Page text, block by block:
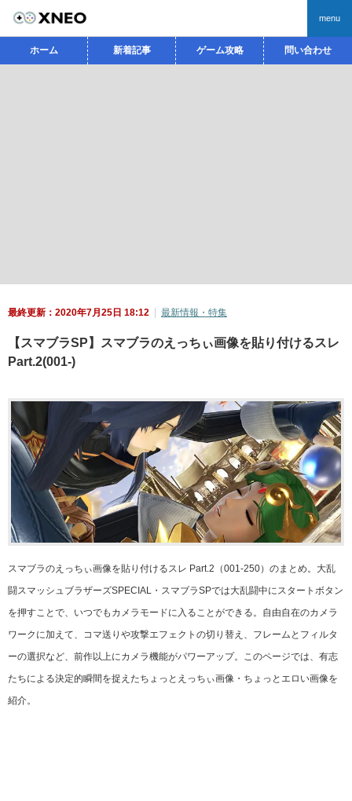
menu
ホーム 新着記事 ゲーム攻略 問い合わせ
最終更新：2020年7月25日 18:12 最新情報・特集
【スマブラSP】スマブラのえっちぃ画像を貼り付けるスレ
Part.2(001-)
スマブラのえっちぃ画像を貼り付けるスレ Part.2（001-250）のまとめ。大乱
闘スマッシュブラザーズSPECIAL・スマブラSPでは大乱闘中にスタートボタン
を押すことで、いつでもカメラモードに入ることができる。自由自在のカメラ
ワークに加えて、コマ送りや攻撃エフェクトの切り替え、フレームとフィルタ
ーの選択など、前作以上にカメラ機能がパワーアップ。このページでは、有志
たちによる決定的瞬間を捉えたちょっとえっちぃ画像・ちょっとエロい画像を
紹介。